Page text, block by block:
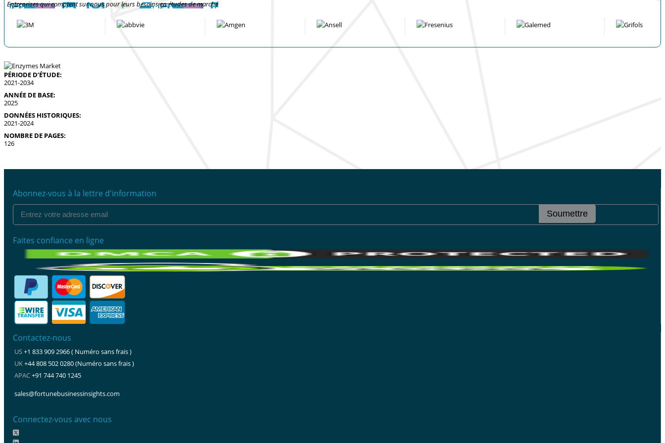
Entreprises qui comptent sur nous pour leurs besoins en études de marché
PÉRIODE D’ÉTUDE:
2021-2034
ANNÉE DE BASE:
2025
DONNÉES HISTORIQUES:
2021-2024
NOMBRE DE PAGES:
126
Abonnez-vous à la lettre d'information
Soumettre
Faites confiance en ligne
Contactez-nous
US+1 833 909 2966 ( Numéro sans frais )
UK+44 808 502 0280 (Numéro sans frais )
APAC+91 744 740 1245
sales@fortunebusinessinsights.com
Connectez-vous avec nous